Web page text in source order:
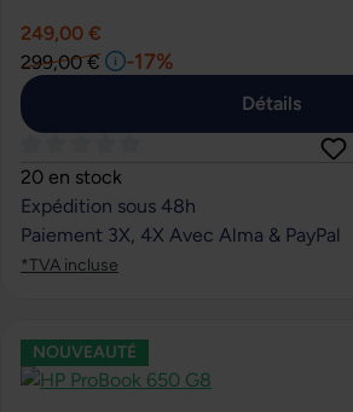
249,00 €
299,00 €
-17%
Détails
Note moyenne de 0 sur 5 étoiles
20 en stock
Expédition sous 48h
Paiement 3X, 4X Avec Alma & PayPal
*TVA incluse
NOUVEAUTÉ